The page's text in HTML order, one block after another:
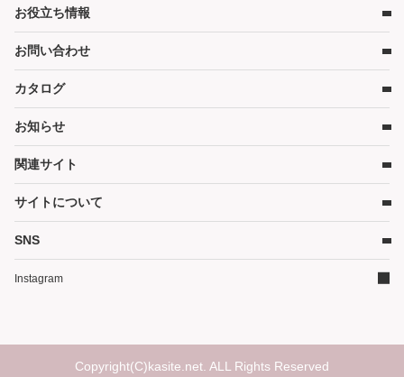
チャイルドシート
ハイローチェア・ベビーチェア
スケール・バス
お部屋・安全用品
暮らし用品
その他グッズ
ご家庭商品サイト
ランキング
レンタルの流れ
受取り方法と送料
在庫表示について
各種割引特典について
予約キャンセルについて
WEBクレジット決済について
よくあるご質問
サイトについて
お役立ち情報
キャンペーン
コラム
お問い合わせ
お問い合わせ
カタログ
カタログ請求
カタログPDF［2026年度版］（11MB）
お知らせ
かしてネッとからのお知らせ
関連サイト
ご家庭商品サイト
イベントかしてネッと
サイトについて
サイトマップ
SNS
Instagram
Copyright(C)kasite.net. ALL Rights Reserved